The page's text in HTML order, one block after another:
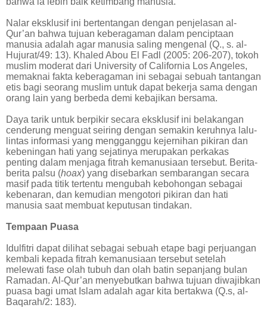
Nalar eksklusif ini bertentangan dengan penjelasan al-
Qur’an bahwa tujuan keberagaman dalam penciptaan
manusia adalah agar manusia saling mengenal (Q., s. al-
Hujurat/49: 13). Khaled Abou El Fadl (2005: 206-207), tokoh
muslim moderat dari University of California Los Angeles,
memaknai fakta keberagaman ini sebagai sebuah tantangan
etis bagi seorang muslim untuk dapat bekerja sama dengan
orang lain yang berbeda demi kebajikan bersama.
Daya tarik untuk berpikir secara eksklusif ini belakangan
cenderung menguat seiring dengan semakin keruhnya lalu-
lintas informasi yang mengganggu kejernihan pikiran dan
kebeningan hati yang sejatinya merupakan perkakas
penting dalam menjaga fitrah kemanusiaan tersebut. Berita-
berita palsu (hoax) yang disebarkan sembarangan secara
masif pada titik tertentu mengubah kebohongan sebagai
kebenaran, dan kemudian mengotori pikiran dan hati
manusia saat membuat keputusan tindakan.
Tempaan Puasa
Idulfitri dapat dilihat sebagai sebuah etape bagi perjuangan
kembali kepada fitrah kemanusiaan tersebut setelah
melewati fase olah tubuh dan olah batin sepanjang bulan
Ramadan. Al-Qur’an menyebutkan bahwa tujuan diwajibkan
puasa bagi umat Islam adalah agar kita bertakwa (Q.s, al-
Baqarah/2: 183).